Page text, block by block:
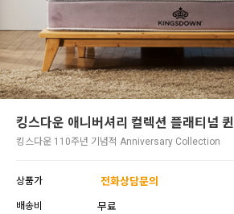
킹스다운 애니버셔리 컬렉션 플래티넘 퀸
킹스다운 110주년 기념적 Anniversary Collection
상품가 전화상담문의
배송비 무료